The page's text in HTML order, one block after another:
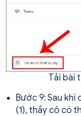
Tải bài
Bước 9: Sau
(1), thầy cô có